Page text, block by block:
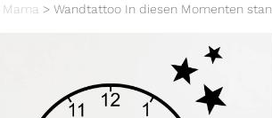
Mama > Wandtattoo In diesen Momenten